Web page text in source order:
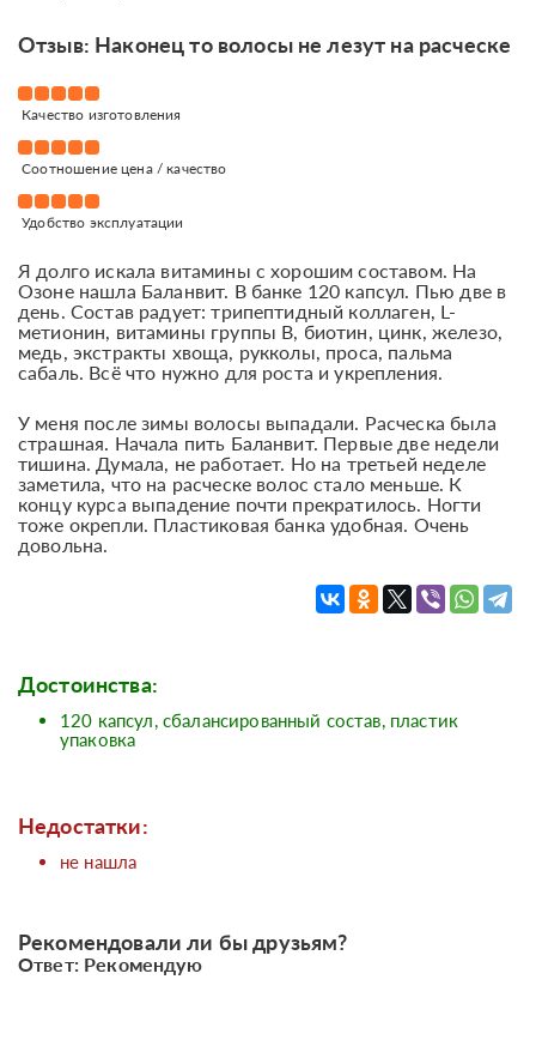
Отзыв: Наконец то волосы не лезут на расческе
Качество изготовления
Соотношение цена / качество
Удобство эксплуатации
Я долго искала витамины с хорошим составом. На
Озоне нашла Баланвит. В банке 120 капсул. Пью две в
день. Состав радует: трипептидный коллаген, L-
метионин, витамины группы B, биотин, цинк, железо,
медь, экстракты хвоща, рукколы, проса, пальма
сабаль. Всё что нужно для роста и укрепления.
У меня после зимы волосы выпадали. Расческа была
страшная. Начала пить Баланвит. Первые две недели
тишина. Думала, не работает. Но на третьей неделе
заметила, что на расческе волос стало меньше. К
концу курса выпадение почти прекратилось. Ногти
тоже окрепли. Пластиковая банка удобная. Очень
довольна.
Достоинства:
120 капсул, сбалансированный состав, пластик
упаковка
Недостатки:
не нашла
Рекомендовали ли бы друзьям?
Ответ: Рекомендую